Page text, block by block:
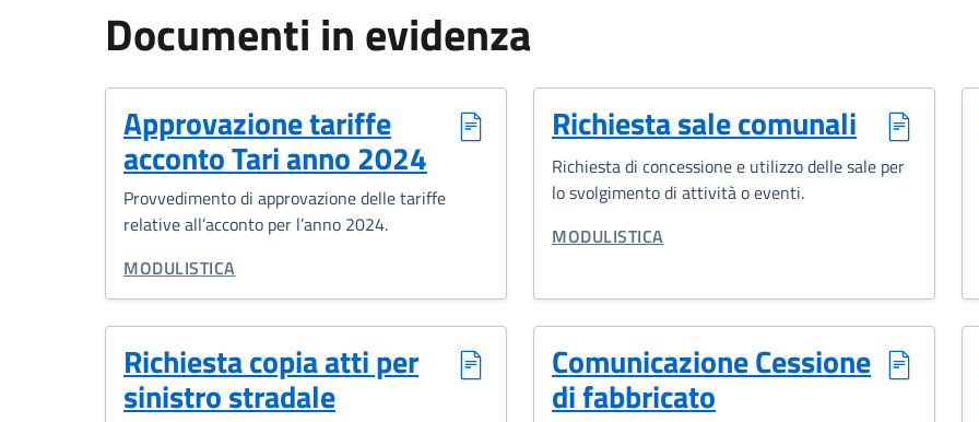
Documenti in evidenza
Approvazione tariffe
acconto Tari anno 2024
Provvedimento di approvazione delle tariffe
relative all’acconto per l’anno 2024.
CATEGORIA CORRELATA:
MODULISTICA
Richiesta sale comunali
Richiesta di concessione e utilizzo delle sale per
lo svolgimento di attività o eventi.
CATEGORIA CORRELATA:
MODULISTICA
Richiesta copia atti per
sinistro stradale
Comunicazione Cessione
di fabbricato